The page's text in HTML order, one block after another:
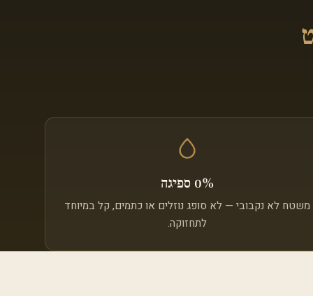
0% ספיגה
משטח לא נקבובי — לא סופג נוזלים או כתמים, קל במיוחד
לתחזוקה.